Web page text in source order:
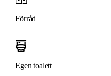
Förråd
Egen toalett